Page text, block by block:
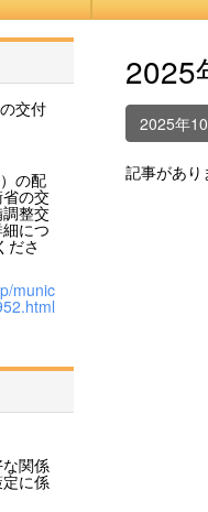
2025
2025年
記事があり
交付
の配
の交
整交
につ
ださ
munic
関係
に係